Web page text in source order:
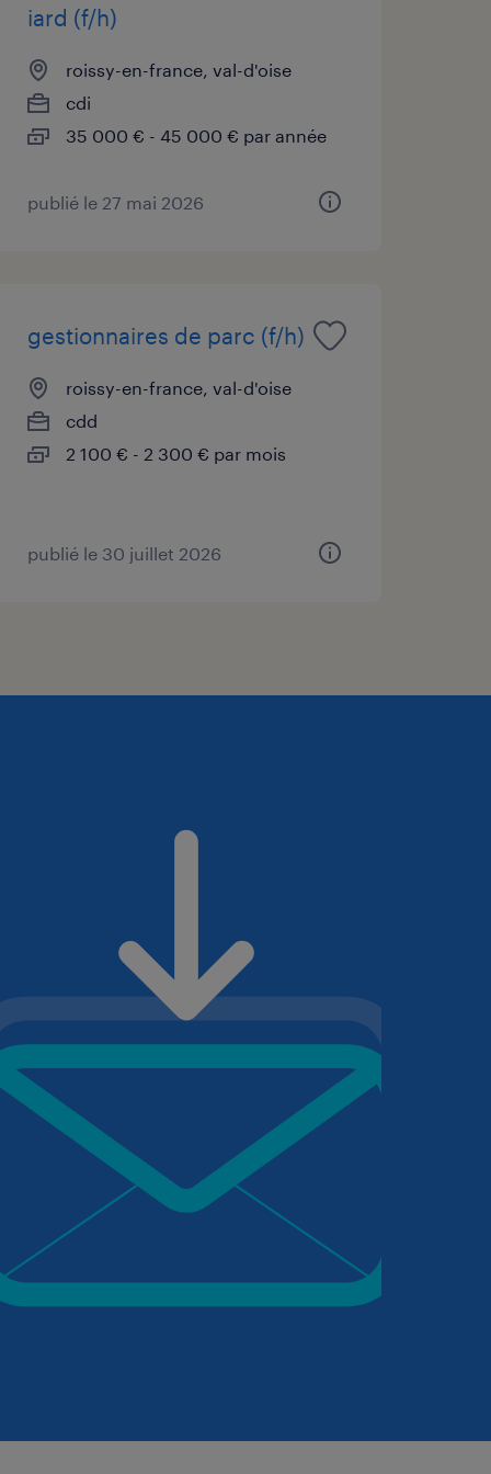
iard (f/h)
roissy-en-france, val-d'oise
cdi
35 000 € - 45 000 € par année
publié le 27 mai 2026
gestionnaires de parc (f/h)
roissy-en-france, val-d'oise
cdd
2 100 € - 2 300 € par mois
publié le 30 juillet 2026